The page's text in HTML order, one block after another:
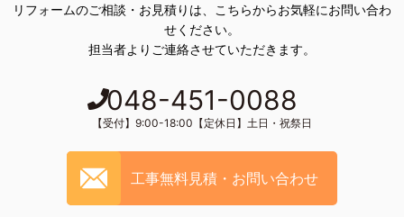
リフォームのご相談・お見積りは、こちらからお気軽にお問い合わ
せください。
担当者よりご連絡させていただきます。
048-451-0088
【受付】9:00-18:00【定休日】土日・祝祭日
工事無料見積・お問い合わせ